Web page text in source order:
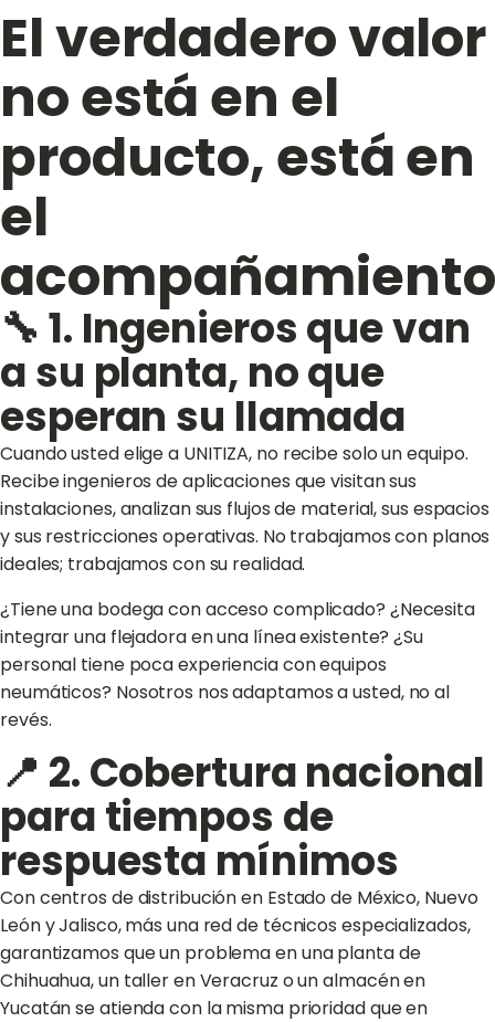
El verdadero valor
no está en el
producto, está en
el
acompañamiento
🔧 1. Ingenieros que van
a su planta, no que
esperan su llamada
Cuando usted elige a UNITIZA, no recibe solo un equipo.
Recibe ingenieros de aplicaciones que visitan sus
instalaciones, analizan sus flujos de material, sus espacios
y sus restricciones operativas. No trabajamos con planos
ideales; trabajamos con su realidad.
¿Tiene una bodega con acceso complicado? ¿Necesita
integrar una flejadora en una línea existente? ¿Su
personal tiene poca experiencia con equipos
neumáticos? Nosotros nos adaptamos a usted, no al
revés.
📍 2. Cobertura nacional
para tiempos de
respuesta mínimos
Con centros de distribución en Estado de México, Nuevo
León y Jalisco, más una red de técnicos especializados,
garantizamos que un problema en una planta de
Chihuahua, un taller en Veracruz o un almacén en
Yucatán se atienda con la misma prioridad que en